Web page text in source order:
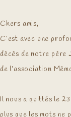
Chers amis,
C’est avec une
décès de notre père
de l’association
Il nous a quittés le
plus que les mots ne